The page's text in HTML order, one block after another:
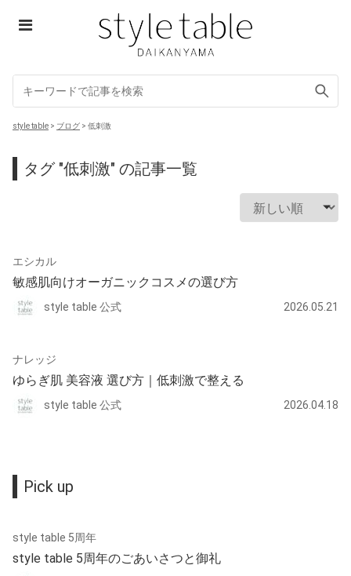
Skip
style table > ブログ > 低刺激
タグ "低刺激" の記事一覧
エシカル
敏感肌向けオーガニックコスメの選び方
style table 公式 2026.05.21
ナレッジ
ゆらぎ肌 美容液 選び方｜低刺激で整える
style table 公式 2026.04.18
Pick up
style table 5周年
style table 5周年のごあいさつと御礼